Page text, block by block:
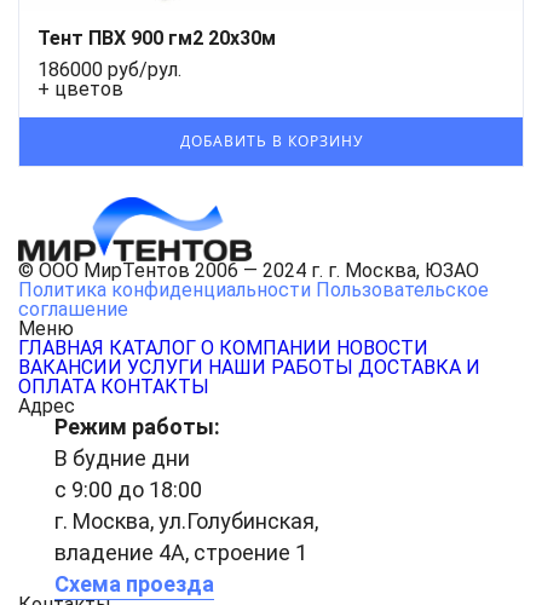
Тент ПВХ 900 гм2 20х30м
186000 руб/рул.
+ цветов
© ООО МирТентов 2006 — 2024 г. г. Москва, ЮЗАО
Политика конфиденциальности Пользовательское
соглашение
Меню
ГЛАВНАЯ КАТАЛОГ О КОМПАНИИ НОВОСТИ
ВАКАНСИИ УСЛУГИ НАШИ РАБОТЫ ДОСТАВКА И
ОПЛАТА КОНТАКТЫ
Адрес
Режим работы:
В будние дни
с 9:00 до 18:00
г. Москва, ул.Голубинская,
владение 4А, строение 1
Схема проезда